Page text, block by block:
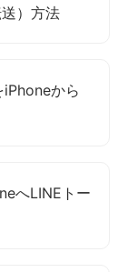
）方法
iPhoneから
へLINEトー